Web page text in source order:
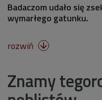
Badaczom udało się
wymarłego gatunku.
rozwiń 
Znamy